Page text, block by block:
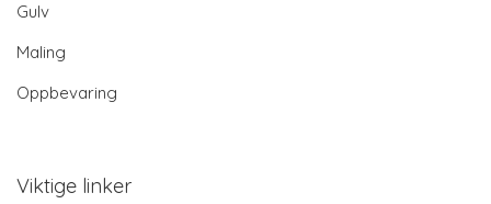
Gulv
Maling
Oppbevaring
Viktige linker